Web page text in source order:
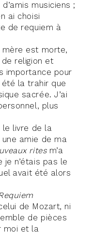
musiciens ;
ai choisi
de requiem à
mère est morte,
religion et
importance pour
la trahir que
sacrée. J’ai
plus
le livre de la
une amie de ma
ritesm’a
n’étais pas le
avait été alors
de Mozart, ni
de pièces
moi et la